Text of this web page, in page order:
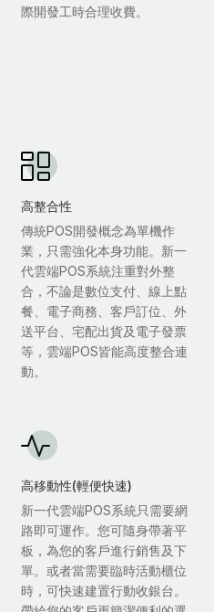
際開發工時合理收費。
高整合性
傳統POS開發概念為單機作
業，只需強化本身功能。新一
代雲端POS系統注重對外整
合，不論是數位支付、線上點
餐、電子商務、客戶訂位、外
送平台、宅配出貨及電子發票
等，雲端POS皆能高度整合連
動。
高移動性(輕便快速)
新一代雲端POS系統只需要網
路即可運作。您可隨身帶著平
板，為您的客戶進行銷售及下
單。或者當需要臨時活動櫃位
時，可快速建置行動收銀台。